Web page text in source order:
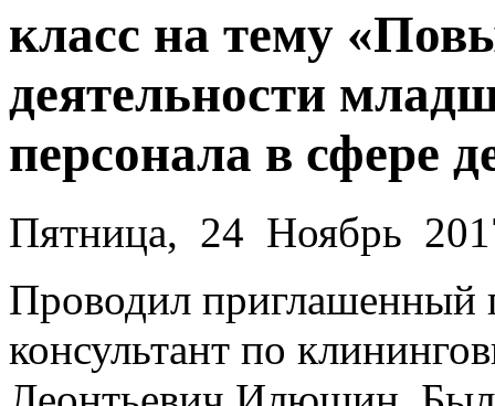
класс на тему
деятельности
персонала в сфере
Пятница, 24 Ноябрь
Проводил приглашенный
консультант по